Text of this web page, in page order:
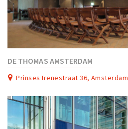
DE THOMAS AMSTERDAM
Prinses Irenestraat 36, Amsterdam